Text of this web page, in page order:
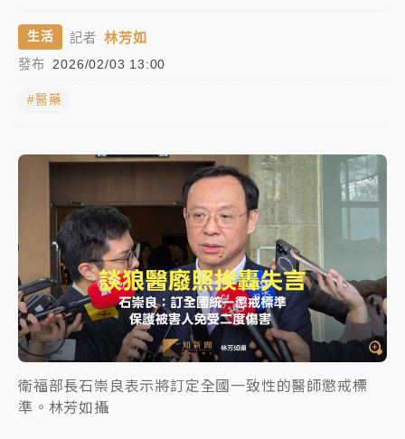
金控第2季海外曝險破31兆創高 日本年增45%居冠
韓股最壞時期已過？大摩估去槓桿完成逾半 波動率降
至2個月低
「白海豚」雨炸新北！通報109件災情 侯友宜揭這類災
損最多
白海豚挾豪雨狂炸新北！時雨量破百毫米 水塔、雨棚
砸落毀車
生活 記者 林芳如
發布 2026/02/03 13:00
#醫藥
衛福部長石崇良表示將訂定全國一致性的醫師懲戒標
準。林芳如攝